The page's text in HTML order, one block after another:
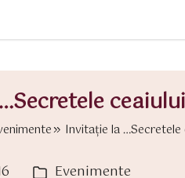
ceaiului
Invitație la …Secretele
Evenimente